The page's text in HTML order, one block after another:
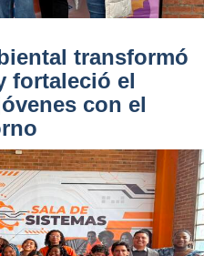
transformó
fortaleció el
con el